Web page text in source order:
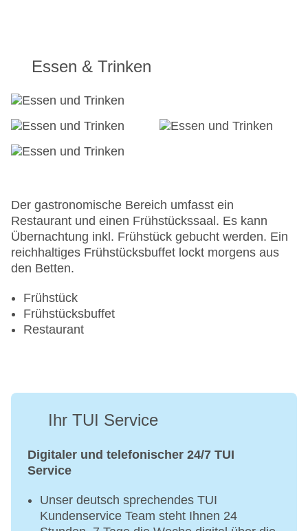
Visa
Landeskategorie: 3 Sterne
Essen & Trinken
Der gastronomische Bereich umfasst ein
Restaurant und einen Frühstückssaal. Es kann
Übernachtung inkl. Frühstück gebucht werden. Ein
reichhaltiges Frühstücksbuffet lockt morgens aus
den Betten.
Frühstück
Frühstücksbuffet
Restaurant
Ihr TUI Service
Digitaler und telefonischer 24/7 TUI
Service
Unser deutsch sprechendes TUI
Kundenservice Team steht Ihnen 24